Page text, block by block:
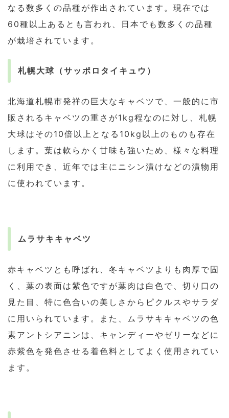
なる数多くの品種が作出されています。現在では
60種以上あるとも言われ、日本でも数多くの品種
が栽培されています。
札幌大球（サッポロタイキュウ）
北海道札幌市発祥の巨大なキャベツで、一般的に市
販されるキャベツの重さが1kg程なのに対し、札幌
大球はその10倍以上となる10kg以上のものも存在
します。葉は軟らかく甘味も強いため、様々な料理
に利用でき、近年では主にニシン漬けなどの漬物用
に使われています。
ムラサキキャベツ
赤キャベツとも呼ばれ、冬キャベツよりも肉厚で固
く、葉の表面は紫色ですが葉肉は白色で、切り口の
見た目、特に色合いの美しさからピクルスやサラダ
に用いられています。また、ムラサキキャベツの色
素アントシアニンは、キャンディーやゼリーなどに
赤紫色を発色させる着色料としてよく使用されてい
ます。